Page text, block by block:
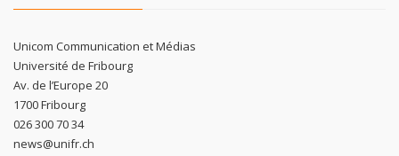
Unicom Communication et Médias
Université de Fribourg
Av. de l’Europe 20
1700 Fribourg
026 300 70 34
news@unifr.ch